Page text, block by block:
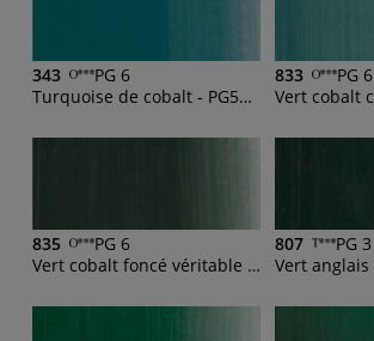
343
PG 6
Turquoise de cobalt - PG50, PB15:1, PG7
833
PG 6
835
PG 6
Vert cobalt foncé véritable - PG26
807
PG 3